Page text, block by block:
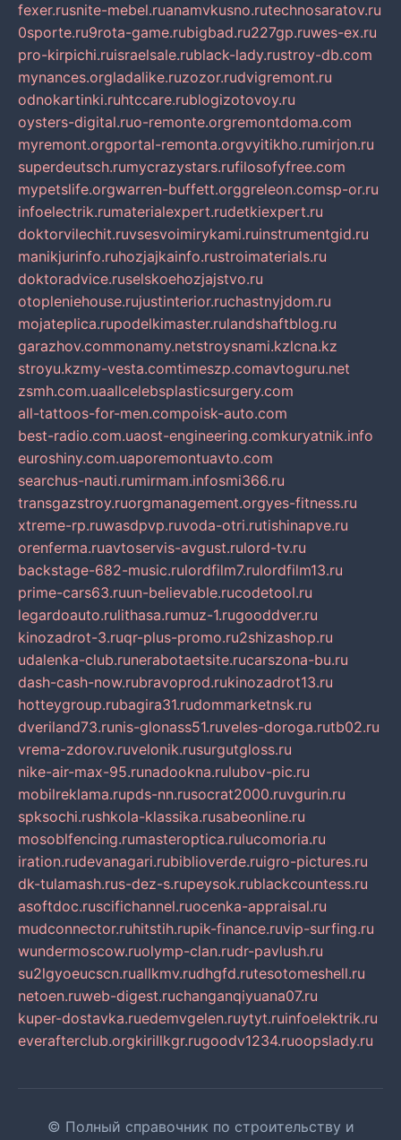
fexer.rusnite-mebel.ruanamvkusno.rutechnosaratov.ru
0sporte.ru9rota-game.rubigbad.ru227gp.ruwes-ex.ru
pro-kirpichi.ruisraelsale.rublack-lady.rustroy-db.com
mynances.orgladalike.ruzozor.rudvigremont.ru
odnokartinki.ruhtccare.rublogizotovoy.ru
oysters-digital.ruo-remonte.orgremontdoma.com
myremont.orgportal-remonta.orgvyitikho.rumirjon.ru
superdeutsch.rumycrazystars.rufilosofyfree.com
mypetslife.orgwarren-buffett.orggreleon.comsp-or.ru
infoelectrik.rumaterialexpert.rudetkiexpert.ru
doktorvilechit.ruvsesvoimirykami.ruinstrumentgid.ru
manikjurinfo.ruhozjajkainfo.rustroimaterials.ru
doktoradvice.ruselskoehozjajstvo.ru
otopleniehouse.rujustinterior.ruchastnyjdom.ru
mojateplica.rupodelkimaster.rulandshaftblog.ru
garazhov.commonamy.netstroysnami.kzlcna.kz
stroyu.kzmy-vesta.comtimeszp.comavtoguru.net
zsmh.com.uaallcelebsplasticsurgery.com
all-tattoos-for-men.compoisk-auto.com
best-radio.com.uaost-engineering.comkuryatnik.info
euroshiny.com.uaporemontuavto.com
searchus-nauti.rumirmam.infosmi366.ru
transgazstroy.ruorgmanagement.orgyes-fitness.ru
xtreme-rp.ruwasdpvp.ruvoda-otri.rutishinapve.ru
orenferma.ruavtoservis-avgust.rulord-tv.ru
backstage-682-music.rulordfilm7.rulordfilm13.ru
prime-cars63.ruun-believable.rucodetool.ru
legardoauto.rulithasa.rumuz-1.rugooddver.ru
kinozadrot-3.ruqr-plus-promo.ru2shizashop.ru
udalenka-club.runerabotaetsite.rucarszona-bu.ru
dash-cash-now.rubravoprod.rukinozadrot13.ru
hotteygroup.rubagira31.rudommarketnsk.ru
dveriland73.runis-glonass51.ruveles-doroga.rutb02.ru
vrema-zdorov.ruvelonik.rusurgutgloss.ru
nike-air-max-95.runadookna.rulubov-pic.ru
mobilreklama.rupds-nn.rusocrat2000.ruvgurin.ru
spksochi.rushkola-klassika.rusabeonline.ru
mosoblfencing.rumasteroptica.rulucomoria.ru
iration.rudevanagari.rubiblioverde.ruigro-pictures.ru
dk-tulamash.rus-dez-s.rupeysok.rublackcountess.ru
asoftdoc.ruscifichannel.ruocenka-appraisal.ru
mudconnector.ruhitstih.rupik-finance.ruvip-surfing.ru
wundermoscow.ruolymp-clan.rudr-pavlush.ru
su2lgyoeucscn.ruallkmv.rudhgfd.rutesotomeshell.ru
netoen.ruweb-digest.ruchanganqiyuana07.ru
kuper-dostavka.ruedemvgelen.ruytyt.ruinfoelektrik.ru
everafterclub.orgkirillkgr.rugoodv1234.ruoopslady.ru
© Полный справочник по строительству и